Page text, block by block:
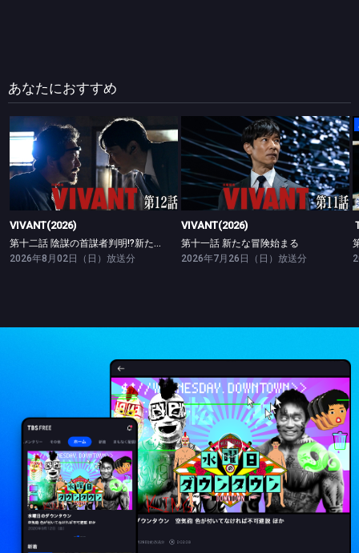
あなたにおすすめ
VIVANT(2026)
VIVANT(2026)
第十二話 陰謀の首謀者判明!?新たな仲間との対峙
2026年8月02日（日）放送分
VIVANT(2026)
第十一話 新たな冒険始まる
VIVANT(2026)
第十一話 新たな冒険始まる
2026年7月26日（日）放送分